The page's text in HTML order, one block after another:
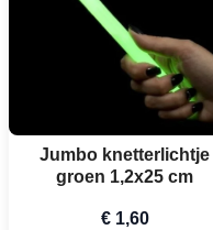
Jumbo knetterlichtje
groen 1,2x25 cm
€ 1,60